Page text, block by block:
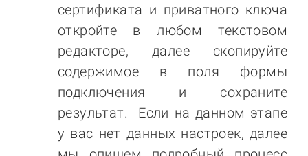
сертификата и приватного ключа
откройте в любом текстовом
редакторе, далее скопируйте
содержимое в поля формы
подключения и сохраните
результат. Если на данном этапе
у вас нет данных настроек, далее